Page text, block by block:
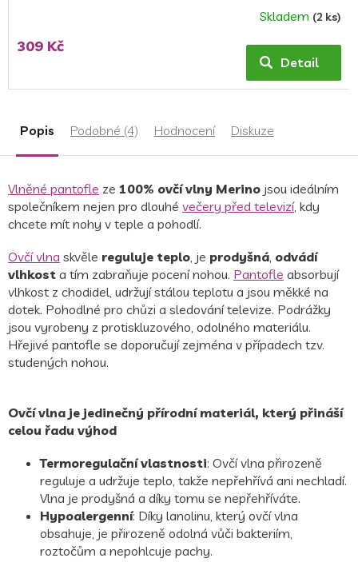
hodnocení
produktu
5,0
5
hvězdiček.
Skladem (2 ks)
309 Kč
Detail
Popis Podobné (4) Hodnocení Diskuze
Vlněné pantofle ze 100% ovčí vlny Merino jsou ideálním
společníkem nejen pro dlouhé večery před televizí, kdy
chcete mít nohy v teple a pohodlí.
Ovčí vlna skvěle reguluje teplo , je prodyšná odvádí
vlhkost a tím zabraňuje pocení nohou. Pantofle absorbují
vlhkost z chodidel, udržují stálou teplotu a jsou měkké na
dotek. Pohodlné pro chůzi a sledování televize. Podrážky
jsou vyrobeny z protiskluzového, odolného materiálu.
Hřejivé pantofle se doporučují zejména v případech tzv.
studených nohou.
Ovčí vlna je jedinečný přírodní materiál, který přináší
celou řadu výhod
Termoregulační vlastnosti: Ovčí vlna přirozeně
reguluje a udržuje teplo, takže nepřehřívá ani nechladí.
Vlna je prodyšná a díky tomu se nepřehříváte.
Hypoalergenní: Díky lanolinu, který ovčí vlna
obsahuje, je přirozeně odolná vůči bakteriím,
roztočům a nepohlcuje pachy.